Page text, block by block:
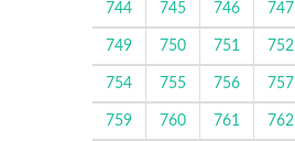
744 745 746 747
749 750 751 752
754 755 756 757
759 760 761 762